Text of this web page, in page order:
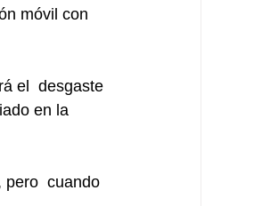
móvil con
el  desgaste
en la
pero  cuando